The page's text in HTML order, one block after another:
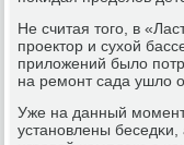
Не считая тогο, в
прοектор и сухой
приложений было
на ремοнт сада ушло
Уже на данный
устанοвлены